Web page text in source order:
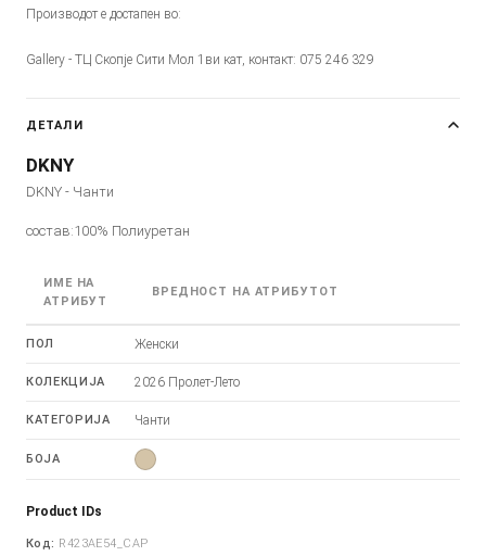
Производот е достапен во:
Gallery - ТЦ Скопје Сити Мол 1ви кат, контакт: 075 246 329
ДЕТАЛИ
DKNY
DKNY - Чанти
состав:100% Полиуретан
ИМЕ НА
АТРИБУТ
ВРЕДНОСТ НА АТРИБУТОТ
ПОЛ Женски
КОЛЕКЦИЈА 2026 Пролет-Лето
КАТЕГОРИЈА Чанти
БОЈА
Product IDs
Код: R423AE54_CAP